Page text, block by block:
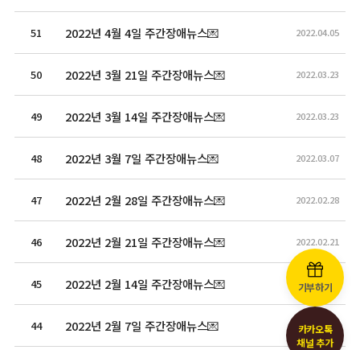
51 2022년 4월 4일 주간장애뉴스💌 2022.04.05
50 2022년 3월 21일 주간장애뉴스💌 2022.03.23
49 2022년 3월 14일 주간장애뉴스💌 2022.03.23
48 2022년 3월 7일 주간장애뉴스💌 2022.03.07
47 2022년 2월 28일 주간장애뉴스💌 2022.02.28
46 2022년 2월 21일 주간장애뉴스💌 2022.02.21
45 2022년 2월 14일 주간장애뉴스💌 2022.02.15
44 2022년 2월 7일 주간장애뉴스💌 2022.02.07
기부하기
카카오톡
채널 추가